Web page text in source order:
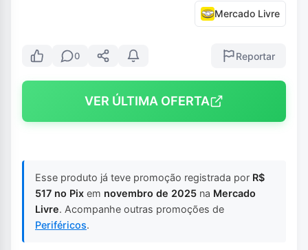
Mercado Livre
0 Reportar
VER ÚLTIMA OFERTA
Esse produto já teve promoção registrada por R$
517 no Pix em novembro de 2025 na Mercado
Livre. Acompanhe outras promoções de
Periféricos.